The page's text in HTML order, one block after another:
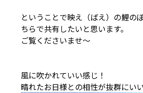
ということで映え（ばえ）の鯉の
ちらで共有したいと思います。
ご覧くださいませ～
風に吹かれていい感じ！
晴れたお日様との相性が抜群にい